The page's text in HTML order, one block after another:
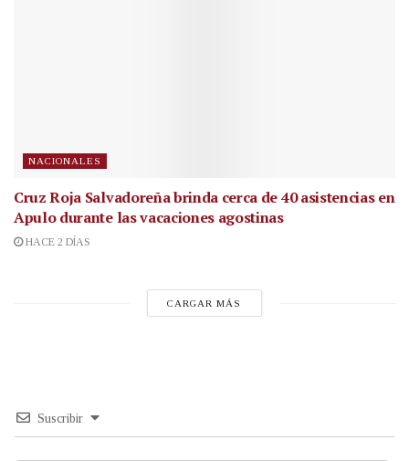
NACIONALES
Cruz Roja Salvadoreña brinda cerca de 40 asistencias en
Apulo durante las vacaciones agostinas
HACE 2 DÍAS
CARGAR MÁS
Suscribir